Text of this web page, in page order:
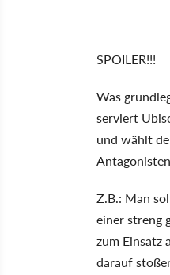
SPOILER!!!
Was
serviert
und wählt
Z.B.: Man
einer streng
zum Einsatz
darauf